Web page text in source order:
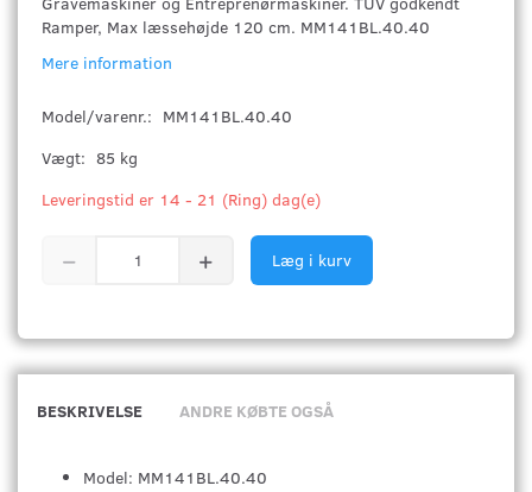
Ramper, Max læssehøjde 120 cm. MM141BL.40.40
Mere information
Model/varenr.: MM141BL.40.40
Vægt: 85 kg
Leveringstid er 14 - 21 (Ring) dag(e)
Læg i kurv
BESKRIVELSE ANDRE KØBTE OGSÅ
Model: MM141BL.40.40